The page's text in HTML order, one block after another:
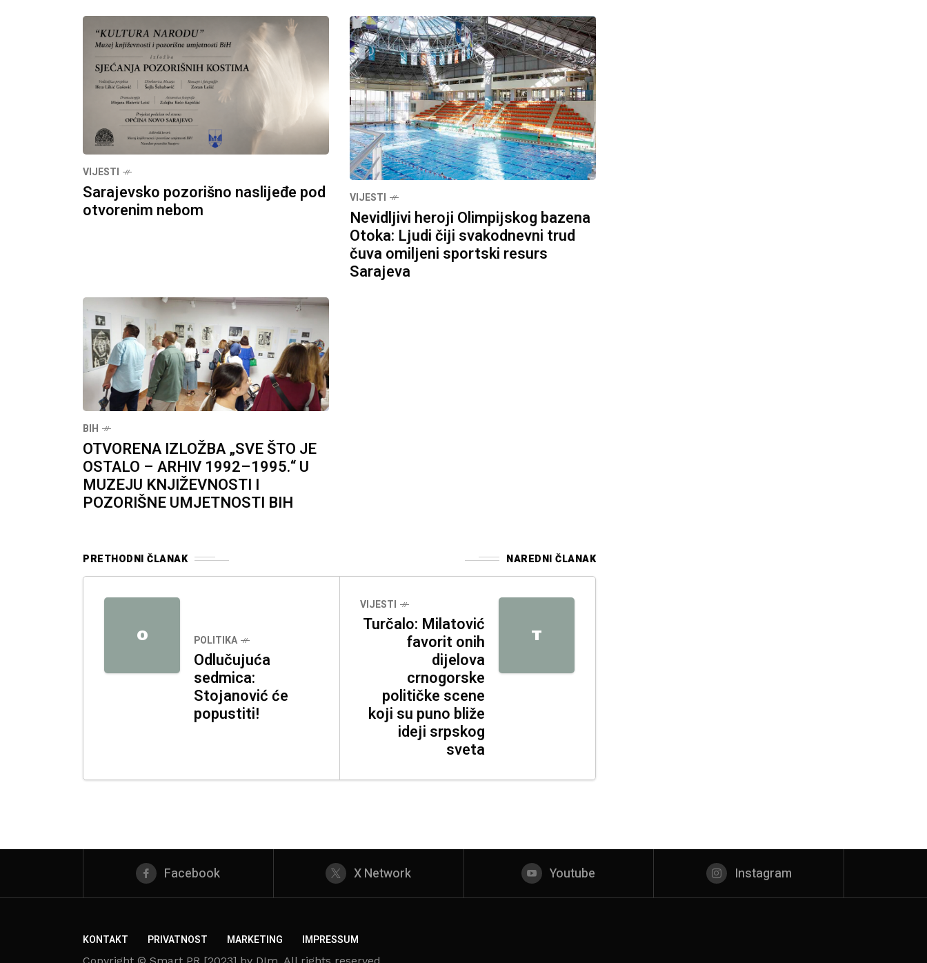
VIJESTI
Sarajevsko pozorišno naslijeđe pod
otvorenim nebom
VIJESTI
Nevidljivi heroji Olimpijskog bazena
Otoka: Ljudi čiji svakodnevni trud
čuva omiljeni sportski resurs
Sarajeva
BIH
OTVORENA IZLOŽBA „SVE ŠTO JE
OSTALO – ARHIV 1992–1995.“ U
MUZEJU KNJIŽEVNOSTI I
POZORIŠNE UMJETNOSTI BIH
PRETHODNI ČLANAK NAREDNI ČLANAK
O POLITIKA
Odlučujuća
sedmica:
Stojanović će
popustiti!
T
VIJESTI
Turčalo: Milatović
favorit onih
dijelova
crnogorske
političke scene
koji su puno bliže
ideji srpskog
sveta
Facebook X Network Youtube Instagram
KONTAKT PRIVATNOST MARKETING IMPRESSUM